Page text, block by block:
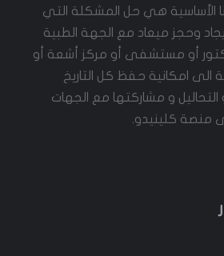
الأساسية هي حل المشكلة التي
وحجز ميعاد مع الجهة الطبية
أو مستشفى أو مركز أشعة أو
الى امكانية حفظ كل التاريخ
التحاليل و مشاركتها مع الجهات
منصة كلينيدو.